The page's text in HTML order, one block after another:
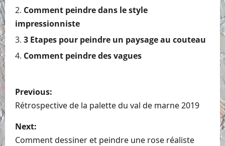
Comment peindre dans le style
impressionniste
3 Etapes pour peindre un paysage au couteau
Comment peindre des vagues
P
o
s
Previous:
Rétrospective de la palette du val de marne 2019
Next:
Comment dessiner et peindre une rose réaliste